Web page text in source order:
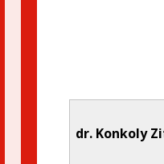
dr. Konkoly